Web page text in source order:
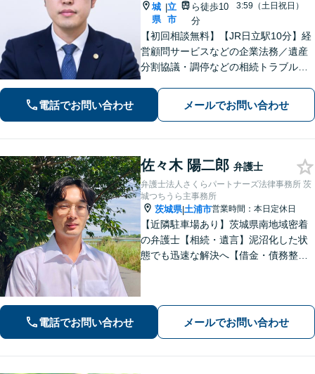
城
県
|立
市
ら徒歩10
分
3:59（土日祝日）
【初回相談無料】【JR日立駅10分】経
営顧問サービスなどの企業法務／遺産
分割協議・調停などの相続トラブルや
問題を中心に、幅広くご相談を承りま
す【土日祝対応可】分かりやすく丁寧
電話でお問い合わせ メールでお問い合わせ
佐々木 陽二郎 弁護士
弁護士法人さくらパートナーズ法律事務所 茨
城つちうら主事務所
茨城県|土浦市営業時間：本日定休日
【近隣駐車場あり】茨城県南地域密着
の弁護士【相続・遺言】泥沼化した状
態でも迅速な解決へ【借金・債務整
可】【休日・夜間対応可】
電話でお問い合わせ メールでお問い合わせ